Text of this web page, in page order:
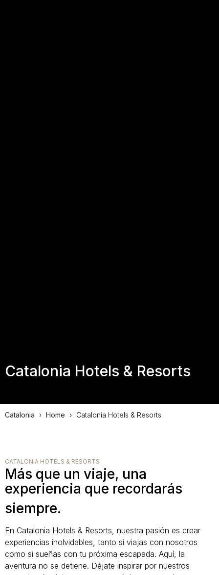
Catalonia Hotels & Resorts
Catalonia › Home › Catalonia Hotels & Resorts
CATALONIA HOTELS & RESORTS
Más que un viaje, una
experiencia que recordarás
siempre.
En Catalonia Hotels & Resorts, nuestra pasión es crear
experiencias inolvidables, tanto si viajas con nosotros
como si sueñas con tu próxima escapada. Aquí, la
aventura no se detiene. Déjate inspirar por nuestros